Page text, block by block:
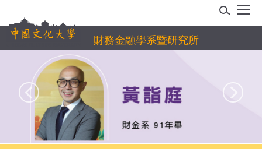
到
主
要
財務金融學系暨研究所